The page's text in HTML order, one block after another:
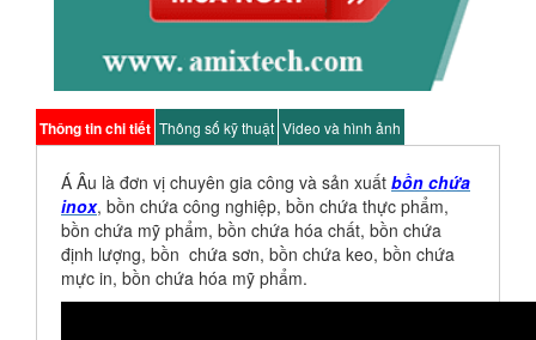
Thông tin chi tiết Thông số kỹ thuật Video và hình ảnh
Á Âu là đơn vị chuyên gia công và sản xuất bồn chứa
inox, bồn chứa công nghiệp, bồn chứa thực phẩm,
bồn chứa mỹ phẩm, bồn chứa hóa chất, bồn chứa
định lượng, bồn chứa sơn, bồn chứa keo, bồn chứa
mực in, bồn chứa hóa mỹ phẩm.